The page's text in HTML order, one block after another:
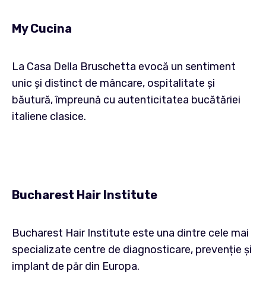
My Cucina
La Casa Della Bruschetta evocă un sentiment
unic și distinct de mâncare, ospitalitate și
băutură, împreună cu autenticitatea bucătăriei
italiene clasice.
Bucharest Hair Institute
Bucharest Hair Institute este una dintre cele mai
specializate centre de diagnosticare, prevenție și
implant de păr din Europa.